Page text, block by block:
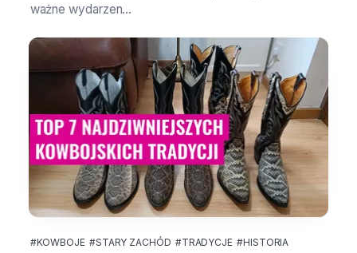
ważne wydarzen...
#KOWBOJE #STARY ZACHÓD #TRADYCJE #HISTORIA